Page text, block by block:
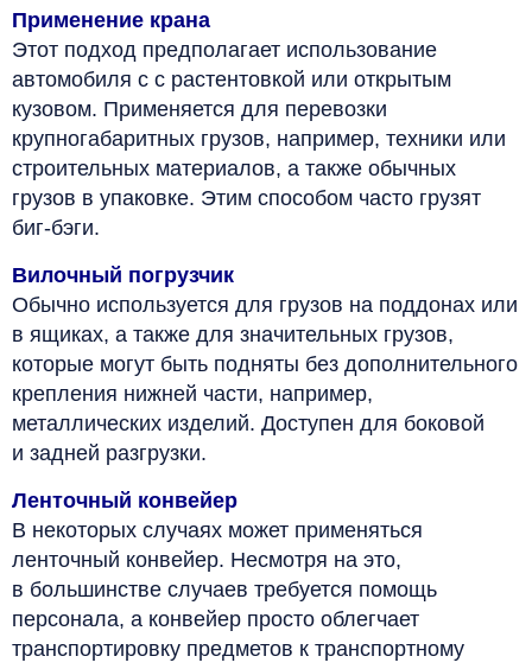
Применение крана
Этот подход предполагает использование
автомобиля с с растентовкой или открытым
кузовом. Применяется для перевозки
крупногабаритных грузов, например, техники или
строительных материалов, а также обычных
грузов в упаковке. Этим способом часто грузят
биг-бэги.
Вилочный погрузчик
Обычно используется для грузов на поддонах или
в ящиках, а также для значительных грузов,
которые могут быть подняты без дополнительного
крепления нижней части, например,
металлических изделий. Доступен для боковой
и задней разгрузки.
Ленточный конвейер
В некоторых случаях может применяться
ленточный конвейер. Несмотря на это,
в большинстве случаев требуется помощь
персонала, а конвейер просто облегчает
транспортировку предметов к транспортному